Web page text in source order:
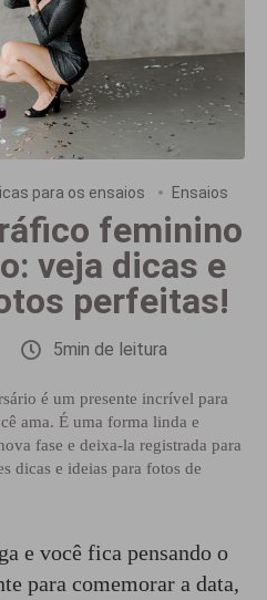
para os ensaios Ensaios
feminino
veja dicas e
perfeitas!
5min de leitura
é um presente incrível para
ama. É uma forma linda e
fase e deixa-la registrada para
dicas e ideias para fotos de
e você fica pensando o
para comemorar a data,